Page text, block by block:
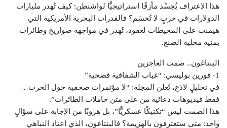
هذا الاعتراف يُجسِّد مأزقًا استراتيجيًّا لواشنطن: كيف تُهدر مليارات
الدولارات في حربٍ لا تُحسَم؟ فالقدرات البحرية الأمريكية التي
هيمنت على المحيطات لعقود، تُهدر في مواجهة صواريخ وطائرات
يمنية محلية الصنع.
البنتاغون.. صمت العاجزين
1- فورين بوليسي: “غياب الشفافية فضحية”
في تحليلٍ لاذع، تُعلن المجلة: “لا مؤتمرات صحفية حول الحرب…
فقط فيديوهات دعائية من على متن حاملات الطائرات”.
هذا الصمت ليس “تكتيكًا عسكريًّا”، بل هروبًا من الإجابة على سؤالٍ
واحد: متى ستعترفون بالهزيمة؟ فالبنتاغون، الذي اعتاد التباهي